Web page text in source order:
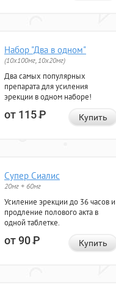
Набор "Два в одном"
(10x100мг, 10x20мг)
Два самых популярных
препарата для усиления
эрекции в одном наборе!
от 115Р Купить
Супер Сиалис
20мг + 60мг
Усиление эрекции до 36 часов и
продление полового акта в
одной таблетке.
от 90Р Купить